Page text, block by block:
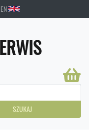
EN
SZUKAJ